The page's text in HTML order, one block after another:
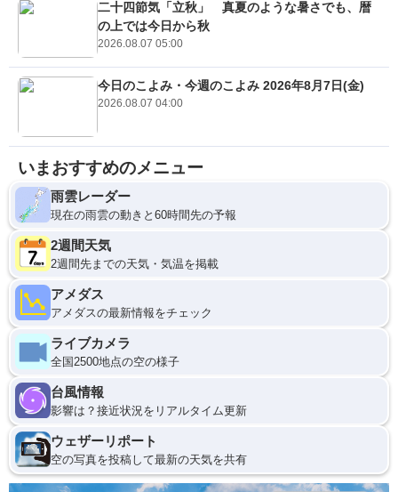
二十四節気「立秋」 真夏のような暑さでも、暦
の上では今日から秋
2026.08.07 05:00
今日のこよみ・今週のこよみ 2026年8月7日(金)
2026.08.07 04:00
いまおすすめのメニュー
雨雲レーダー
現在の雨雲の動きと60時間先の予報
2週間天気
2週間先までの天気・気温を掲載
アメダス
アメダスの最新情報をチェック
ライブカメラ
全国2500地点の空の様子
台風情報
影響は？接近状況をリアルタイム更新
ウェザーリポート
空の写真を投稿して最新の天気を共有